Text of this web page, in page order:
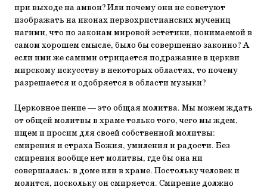
при выходе на амвон? Или почему они не советуют
изображать на иконах первохристианских мучениц
нагими, что по законам мировой эстетики, понимаемой в
самом хорошем смысле, было бы совершенно законно? А
если ими же самими отрицается подражание в церкви
мирскому искусству в некоторых областях, то почему
разрешается и одобряется в области музыки?
Церковное пение — это общая молитва. Мы можем ждать
от общей молитвы в храме только того, чего мы ждем,
ищем и просим для своей собственной молитвы:
смирения и страха Божия, умиления и радости. Без
смирения вообще нет молитвы, где бы она ни
совершалась: в доме или в храме. Постольку человек и
молится, поскольку он смиряется. Смирение должно